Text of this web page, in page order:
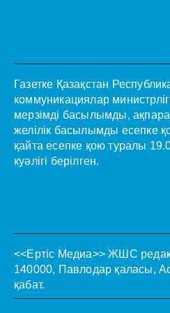
Газетке Қазақстан
коммуникациялар
мерзімді басылымды,
желілік басылымды есепке
қайта есепке қою туралы
куәлігі берілген.
<<Ертіс Медиа>> ЖШС
140000, Павлодар қаласы,
қабат.